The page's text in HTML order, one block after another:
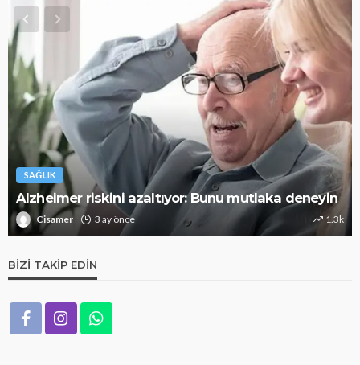
SAĞLIK
Alzheimer riskini azaltıyor: Bunu mutlaka deneyin
Cisamer 3 ay önce 1.3k
BIZI TAKIP EDIN